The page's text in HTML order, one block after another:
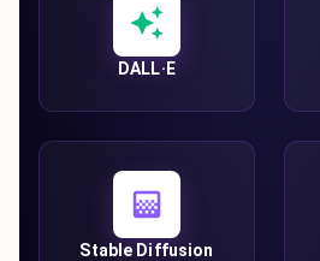
DALL·E
Stable Diffusion